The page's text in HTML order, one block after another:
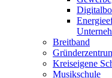
Breitband
Kreiseigene
Musikschule